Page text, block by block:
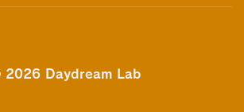
2026 Daydream Lab